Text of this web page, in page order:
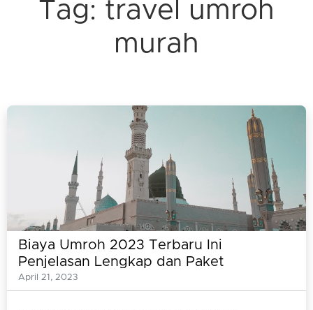
Tag: travel umroh
murah
Biaya Umroh 2023 Terbaru Ini
Penjelasan Lengkap dan Paket
Umrohnya
April 21, 2023